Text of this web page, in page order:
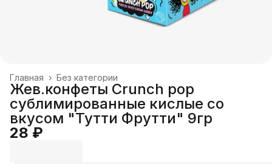
Без категории
Главная ›
Жев.конфеты Crunch pop
сублимированные кислые со
вкусом "Тутти Фрутти" 9гр
28 ₽